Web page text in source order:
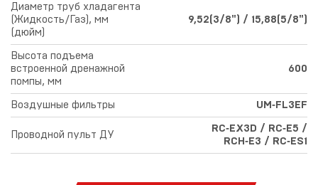
Диаметр труб хладагента
(Жидкость/Газ), мм
(дюйм)
9,52(3/8") / 15,88(5/8")
Высота подъема
встроенной дренажной
помпы, мм
600
Воздушные фильтры UM‑FL3EF
Проводной пульт ДУ
RC‑EX3D / RC‑E5 /
RCH‑E3 / RC‑ES1